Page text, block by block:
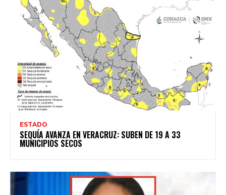
ESTADO
SEQUÍA AVANZA EN VERACRUZ: SUBEN DE 19 A 33
MUNICIPIOS SECOS